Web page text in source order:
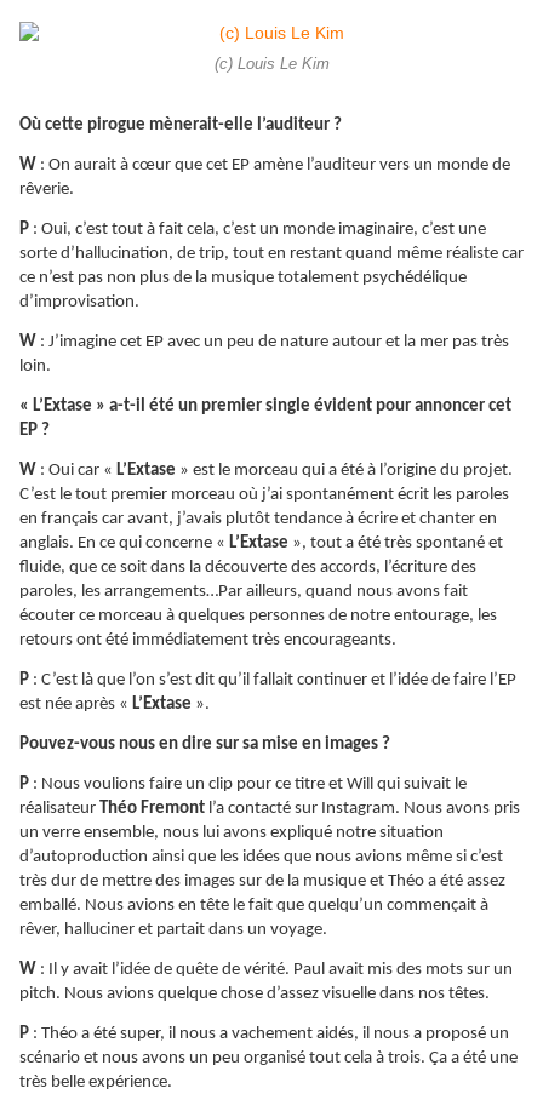
(c) Louis Le Kim
Où cette pirogue mènerait-elle l’auditeur ?
W : On aurait à cœur que cet EP amène l’auditeur vers un monde de
rêverie.
P : Oui, c’est tout à fait cela, c’est un monde imaginaire, c’est une
sorte d’hallucination, de trip, tout en restant quand même réaliste car
ce n’est pas non plus de la musique totalement psychédélique
d’improvisation.
W : J’imagine cet EP avec un peu de nature autour et la mer pas très
loin.
« L’Extase » a-t-il été un premier single évident pour annoncer cet
EP ?
W : Oui car « L’Extase » est le morceau qui a été à l’origine du projet.
C’est le tout premier morceau où j’ai spontanément écrit les paroles
en français car avant, j’avais plutôt tendance à écrire et chanter en
anglais. En ce qui concerne « L’Extase », tout a été très spontané et
fluide, que ce soit dans la découverte des accords, l’écriture des
paroles, les arrangements…Par ailleurs, quand nous avons fait
écouter ce morceau à quelques personnes de notre entourage, les
retours ont été immédiatement très encourageants.
P : C’est là que l’on s’est dit qu’il fallait continuer et l’idée de faire l’EP
est née après « L’Extase ».
Pouvez-vous nous en dire sur sa mise en images ?
P : Nous voulions faire un clip pour ce titre et Will qui suivait le
réalisateur Théo Fremont l’a contacté sur Instagram. Nous avons pris
un verre ensemble, nous lui avons expliqué notre situation
d’autoproduction ainsi que les idées que nous avions même si c’est
très dur de mettre des images sur de la musique et Théo a été assez
emballé. Nous avions en tête le fait que quelqu’un commençait à
rêver, halluciner et partait dans un voyage.
W : Il y avait l’idée de quête de vérité. Paul avait mis des mots sur un
pitch. Nous avions quelque chose d’assez visuelle dans nos têtes.
P : Théo a été super, il nous a vachement aidés, il nous a proposé un
scénario et nous avons un peu organisé tout cela à trois. Ça a été une
très belle expérience.